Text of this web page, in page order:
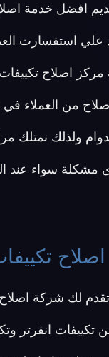
افضل خدمة
استفسارت
اصلاح
من العملاء
ولذلك نمتلك
مشكلة سواء عند
لك شركة
من تكييفات